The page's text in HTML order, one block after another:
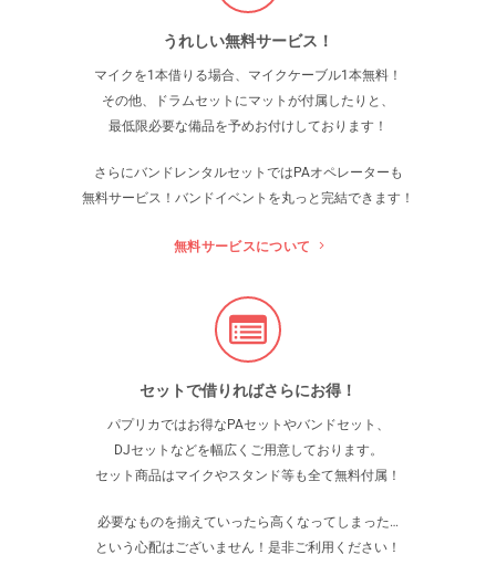
うれしい無料サービス！
マイクを1本借りる場合、マイクケーブル1本無料！
その他、ドラムセットにマットが付属したりと、
最低限必要な備品を予めお付けしております！
さらにバンドレンタルセットでは PAオペレーターも
無料サービス！バンドイベントを丸っと完結できます！
無料サービスについて
セットで借りればさらにお得！
パプリカではお得なPAセットやバンドセット、
DJセットなどを幅広くご用意しております。
セット商品はマイクやスタンド等も全て無料付属！
必要なものを揃えていったら高くなってしまった…
という心配はございません！是非ご利用ください！